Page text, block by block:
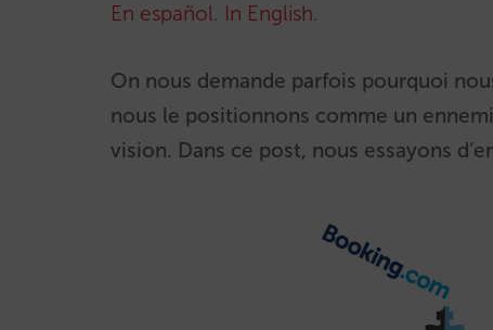
En español. In English.
On nous demande parfois pourquoi
nous le positionnons comme un
vision. Dans ce post, nous essayons